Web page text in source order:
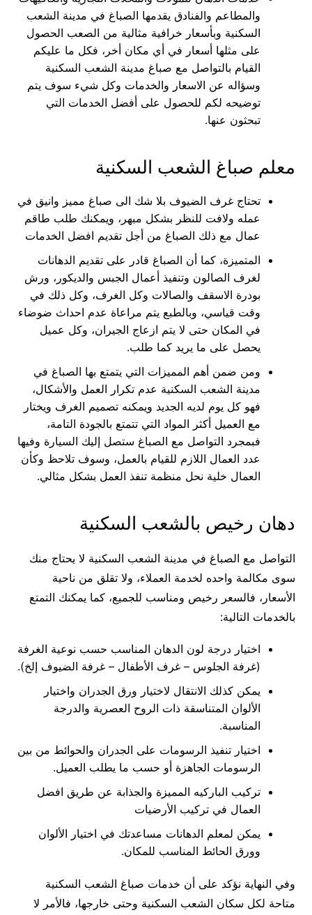
والمطاعم والفنادق يقدمها الصباغ في مدينة الشعب
السكنية وبأسعار خرافية مثالية من الصعب الحصول
على مثلها أسعار في أي مكان أخر، فكل ما عليكم
القيام بالتواصل مع صباغ مدينة الشعب السكنية
وسؤاله عن الاسعار والخدمات وكل شيء سوف يتم
توضيحه لكم للحصول على أفضل الخدمات التي
تبحثون عنها.
معلم صباغ الشعب السكنية
تحتاج غرف الضيوف بلا شك الى صباغ مميز وانيق في
عمله ولافت للنظر بشكل مبهر، ويمكنك طلب طاقم
عمال مع ذلك الصباغ من أجل تقديم افضل الخدمات
المتميزة، كما أن الصباغ قادر على تقديم الدهانات
لغرف الصالون وتنفيذ أعمال الجبس والديكور، ورش
بودرة الاسقف والصالات وكل الغرف، وكل ذلك في
وقت قياسي، وبالطبع يتم مراعاة عدم احداث ضوضاء
في المكان حتى لا يتم ازعاج الجيران، وكل عميل
يحصل على ما يريد كما طلب.
ومن ضمن أهم المميزات التي يتمتع بها الصباغ في
مدينة الشعب السكنية عدم تكرار العمل والأشكال،
فهو كل يوم لديه الجديد ويمكنه تصميم الغرف ويختار
مع العميل أكثر المواد التي تتمتع بالجودة التامة،
فبمجرد التواصل مع الصباغ ستصل إليك السيارة وفيها
عدد العمال اللازم للقيام بالعمل، وسوف تلاحظ وكأن
العمال خلية نحل منظمة تنفذ العمل بشكل مثالي.
دهان رخيص بالشعب السكنية
التواصل مع الصباغ في مدينة الشعب السكنية لا يحتاج منك
سوى مكالمة واحده لخدمة العملاء، ولا تقلق من ناحية
الأسعار، فالسعر رخيص ومناسب للجميع، كما يمكنك التمتع
بالخدمات التالية:
اختيار درجة لون الدهان المناسب حسب نوعية الغرفة
(غرفة الجلوس – غرف الأطفال – غرفة الضيوف إلخ).
يمكن كذلك الانتقال لاختيار ورق الجدران واختيار
الألوان المتناسقة ذات الروح العصرية والدرجة
المناسبة.
اختيار تنفيذ الرسومات على الجدران والحوائط من بين
الرسومات الجاهزة أو حسب ما يطلب العميل.
تركيب الباركيه المميزة والجذابة عن طريق افضل
العمال في تركيب الأرضيات
يمكن لمعلم الدهانات مساعدتك في اختيار الألوان
وورق الحائط المناسب للمكان.
وفي النهاية نؤكد على أن خدمات صباغ الشعب السكنية
متاحة لكل سكان الشعب السكنية وحتى خارجها، فالأمر لا